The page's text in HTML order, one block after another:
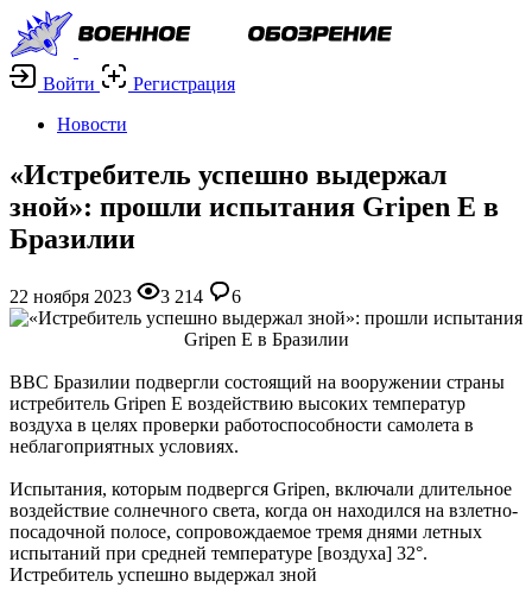
Войти
Регистрация
Новости
«Истребитель успешно выдержал
зной»: прошли испытания Gripen E в
Бразилии
22 ноября 2023 3 214 6
ВВС Бразилии подвергли состоящий на вооружении страны
истребитель Gripen E воздействию высоких температур
воздуха в целях проверки работоспособности самолета в
неблагоприятных условиях.
Испытания, которым подвергся Gripen, включали длительное
воздействие солнечного света, когда он находился на взлетно-
посадочной полосе, сопровождаемое тремя днями летных
испытаний при средней температуре [воздуха] 32°.
Истребитель успешно выдержал зной